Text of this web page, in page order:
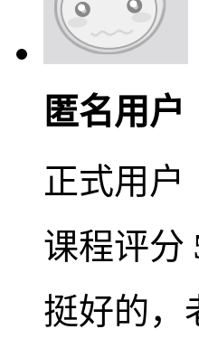
匿名用户
正式用户
课程评分
挺好的，